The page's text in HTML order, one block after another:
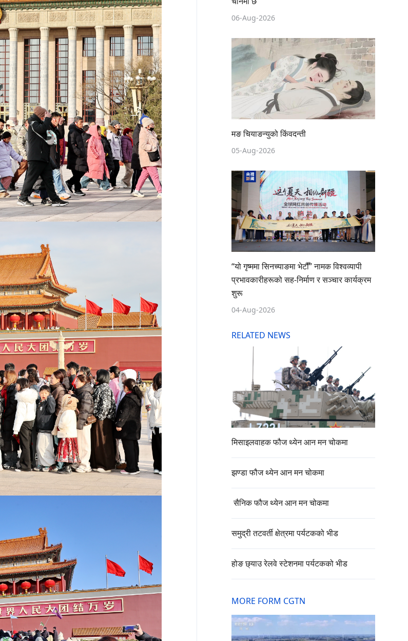
06-Aug-2026
मङ चियाङन्युको किंवदन्ती
05-Aug-2026
“यो गृष्ममा सिनच्याङमा भेटौँ” नामक विश्वव्यापी
प्रभावकारीहरूको सह-निर्माण र सञ्चार कार्यक्रम
शुरू
04-Aug-2026
RELATED NEWS
मिसाइलवाहक फौज थ्येन आन मन चोकमा
झण्डा फौज थ्येन आन मन चोकमा
सैनिक फौज थ्येन आन मन चोकमा
समुद्री तटवर्ती क्षेत्रमा पर्यटकको भीड
होङ छ्याउ रेलवे स्टेशनमा पर्यटकको भीड
MORE FORM CGTN